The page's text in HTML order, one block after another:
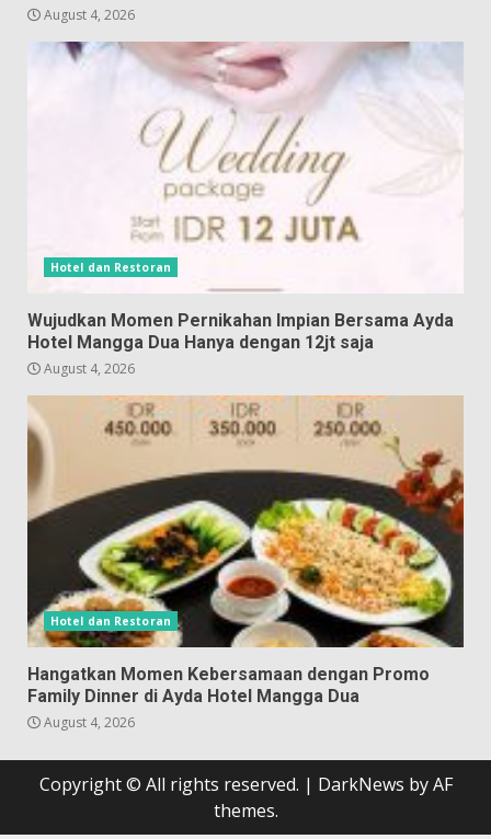
August 4, 2026
Hotel dan Restoran
Wujudkan Momen Pernikahan Impian Bersama Ayda
Hotel Mangga Dua Hanya dengan 12jt saja
August 4, 2026
Hotel dan Restoran
Hangatkan Momen Kebersamaan dengan Promo
Family Dinner di Ayda Hotel Mangga Dua
August 4, 2026
Copyright © All rights reserved. | DarkNews by AF
themes.